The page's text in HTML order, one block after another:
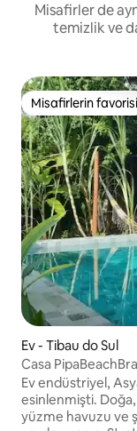
Misafirler de
temizlik ve
Misafirlerin favorisi
Misafirlerin favorisi
Ev - Tibau do Sul
Casa
Ev endüstriyel,
esinlenmişti.
yüzme havuzu ve